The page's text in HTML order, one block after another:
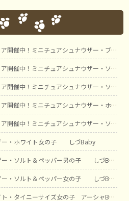
ウザー・ブラック＆シルバー男の子 ことBaby❣注目❢今月の店長一押しわんこの紹介❢
チュアシュナウザー・ソルト＆ペッパー男の子① しおみBaby
チュアシュナウザー・ソルト＆ペッパー男の子② しおみBaby
ミニチュアシュナウザー・ホワイト男の子 こゆきBaby
チュアシュナウザー・ソルト＆ペッパー男の子 ボタンBaby
ー・ホワイト女の子 しづBaby
・ソルト＆ペッパー男の子 しづBaby
・ソルト＆ペッパー女の子 しづBaby
・タイニーサイズ女の子 アーシャBaby